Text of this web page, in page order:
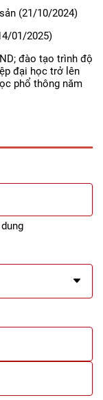
(21/10/2024)
01/2025)
đào tạo trình độ
đại học trở lên
phổ thông năm